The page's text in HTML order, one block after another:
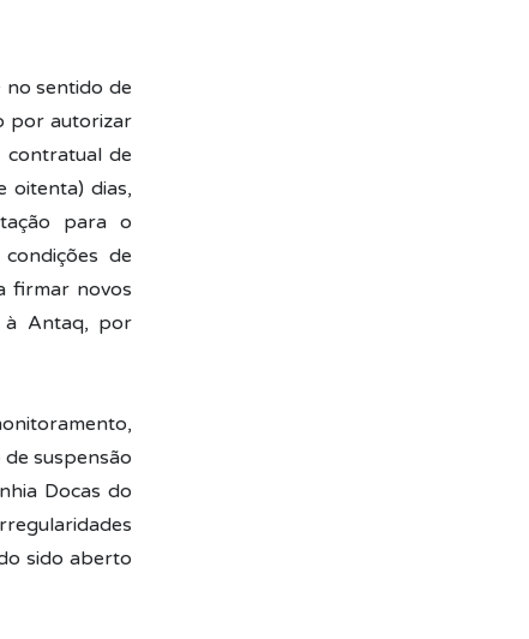
no sentido de
por autorizar
contratual de
oitenta) dias,
para o
de
firmar novos
à Antaq, por
suspensão
Docas do
sido aberto